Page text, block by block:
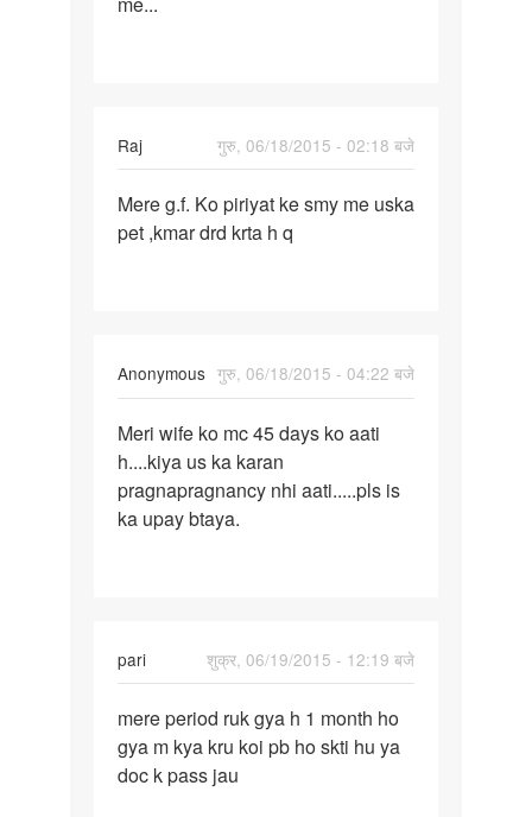
Raj
गुरु, 06/18/2015 - 02:18 बजे
Mere
g.f.
Mere g.f. Ko piriyat ke smy me uska
pet ,kmar drd krta h q
Anonymous गुरु, 06/18/2015 - 04:22 बजे
Meri
wife
ko
mc
Meri wife ko mc 45 days ko aati
h....kiya us ka karan
pragnapragnancy nhi aati.....pls is
ka upay btaya.
pari
शुक्र, 06/19/2015 - 12:19 बजे
mere
period
ruk
mere period ruk gya h 1 month ho
gya m kya kru koi pb ho skti hu ya
doc k pass jau